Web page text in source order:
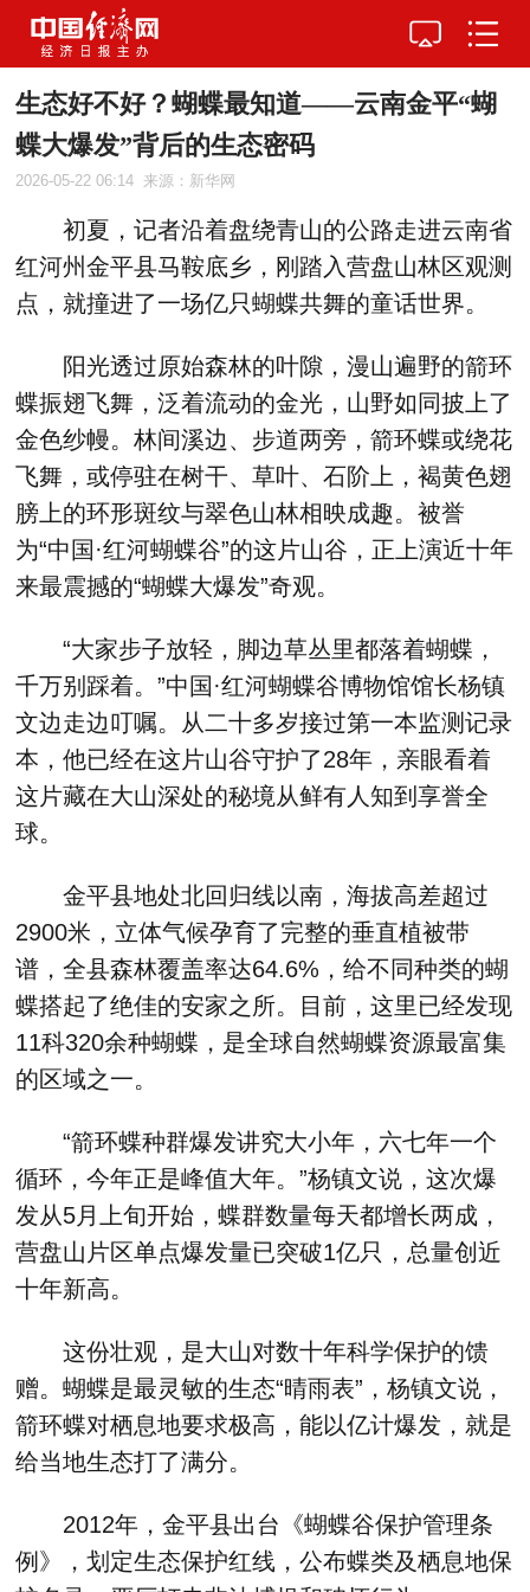
生态好不好？蝴蝶最知道——云南金平“蝴
蝶大爆发”背后的生态密码
2026-05-22 06:14 来源：新华网
初夏，记者沿着盘绕青山的公路走进云南省
红河州金平县马鞍底乡，刚踏入营盘山林区观测
点，就撞进了一场亿只蝴蝶共舞的童话世界。
阳光透过原始森林的叶隙，漫山遍野的箭环
蝶振翅飞舞，泛着流动的金光，山野如同披上了
金色纱幔。林间溪边、步道两旁，箭环蝶或绕花
飞舞，或停驻在树干、草叶、石阶上，褐黄色翅
膀上的环形斑纹与翠色山林相映成趣。被誉
为“中国·红河蝴蝶谷”的这片山谷，正上演近十年
来最震撼的“蝴蝶大爆发”奇观。
“大家步子放轻，脚边草丛里都落着蝴蝶，
千万别踩着。”中国·红河蝴蝶谷博物馆馆长杨镇
文边走边叮嘱。从二十多岁接过第一本监测记录
本，他已经在这片山谷守护了28年，亲眼看着
这片藏在大山深处的秘境从鲜有人知到享誉全
球。
金平县地处北回归线以南，海拔高差超过
2900米，立体气候孕育了完整的垂直植被带
谱，全县森林覆盖率达64.6%，给不同种类的蝴
蝶搭起了绝佳的安家之所。目前，这里已经发现
11科320余种蝴蝶，是全球自然蝴蝶资源最富集
的区域之一。
“箭环蝶种群爆发讲究大小年，六七年一个
循环，今年正是峰值大年。”杨镇文说，这次爆
发从5月上旬开始，蝶群数量每天都增长两成，
营盘山片区单点爆发量已突破1亿只，总量创近
十年新高。
这份壮观，是大山对数十年科学保护的馈
赠。蝴蝶是最灵敏的生态“晴雨表”，杨镇文说，
箭环蝶对栖息地要求极高，能以亿计爆发，就是
给当地生态打了满分。
2012年，金平县出台《蝴蝶谷保护管理条
例》，划定生态保护红线，公布蝶类及栖息地保